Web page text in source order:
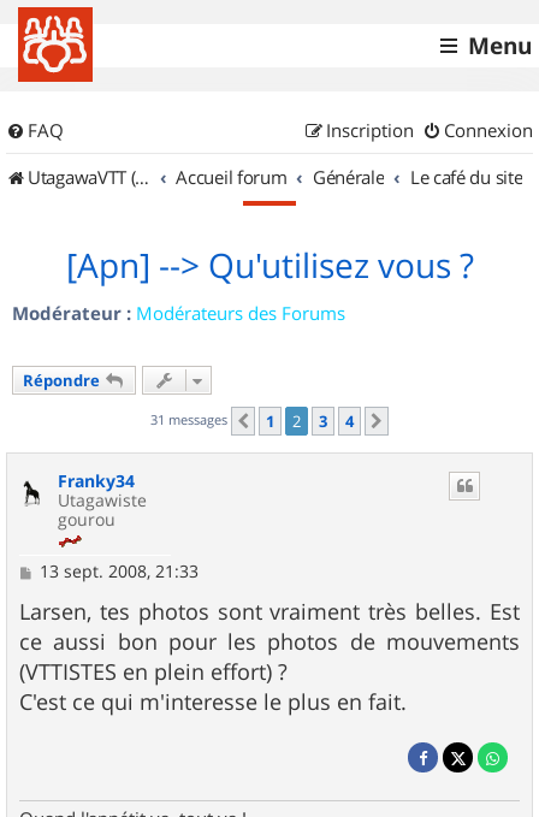
Menu
FAQ Connexion
Inscription
UtagawaVTT (Randos VTT et VTTAE avec traces GPS)
Accueil forum Générale Le café du site
[Apn] --> Qu'utilisez vous ?
Modérateur : Modérateurs des Forums
Répondre
31 messages Précédent
1 2 3 4
Franky34
Utagawiste
gourou
M
s
s
a
g
e
13 sept. 2008, 21:33
Larsen, tes photos sont vraiment très belles. Est
ce aussi bon pour les photos de mouvements
(VTTISTES en plein effort) ?
C'est ce qui m'interesse le plus en fait.